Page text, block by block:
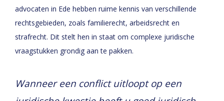
advocaten in Ede hebben ruime kennis van verschillende
rechtsgebieden, zoals familierecht, arbeidsrecht en
strafrecht. Dit stelt hen in staat om complexe juridische
vraagstukken grondig aan te pakken.
Wanneer een conflict uitloopt op een